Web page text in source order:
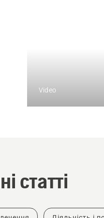
Video
статті